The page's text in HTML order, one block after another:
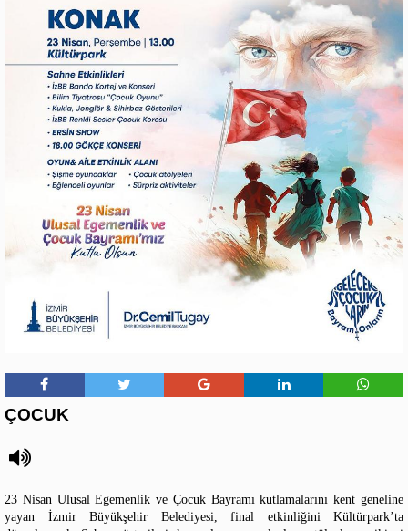
ÇOCUK
23 Nisan Ulusal Egemenlik ve Çocuk Bayramı kutlamalarını kent geneline
yayan İzmir Büyükşehir Belediyesi, final etkinliğini Kültürpark’ta